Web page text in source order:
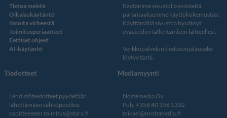
Tietoa meistä
Oikaisukäytäntö
Ilmoita virheestä
Toimitusperiaatteet
Eettiset ohjeet
AI-käytäntö
Käytämme sivustolla evästeitä
parantaaksemme käyttökokemustasi.
Käyttämällä sivustoa hyväksyt
evästeiden tallentamisen laitteellesi.
Verkkopalvelun tiedosuojalauseke
löytyy tästä.
Tiedotteet
Lehdistötiedotteet pyydetään
lähettämään sähköpostitse
osoitteeseen toimitus@stara.fi
Mediamyynti
Nostemedia Oy
Puh. +358 40 356 1332
mikael@nostemedia.fi